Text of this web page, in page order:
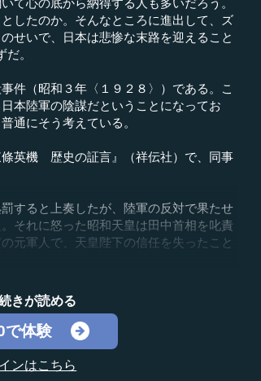
したのか。そんなところに進出して、ズ
せいで、日本は悲惨な末路を迎えること
。
件（昭和３年〈１９２８〉）である。こ
本陸軍の陰謀だということになってお
通にそう考えている。
英機 歴史の証言』（祥伝社）で、同事
すると上奏したが、陸軍の反対で果たせ
それに怒った昭和天皇は田中首相を叱責
元軍人で、天皇陛下の信任を失ったこと
きが読める
で体験
ンはこちら